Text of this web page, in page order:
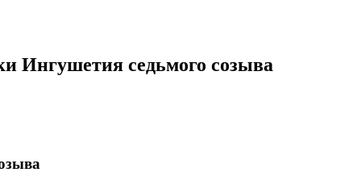
Ингушетия седьмого созыва